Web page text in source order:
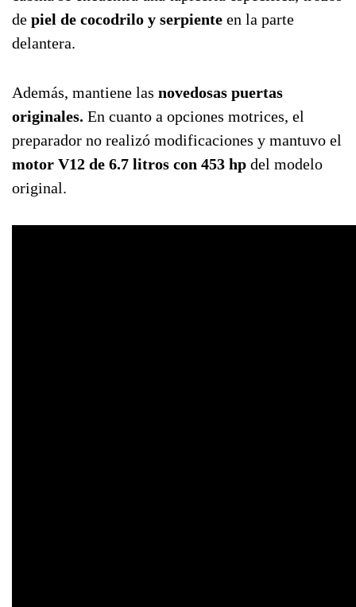
de piel de cocodrilo y serpiente en la parte
delantera.
Además, mantiene las novedosas puertas
originales. En cuanto a opciones motrices, el
preparador no realizó modificaciones y mantuvo el
motor V12 de 6.7 litros con 453 hp del modelo
original.